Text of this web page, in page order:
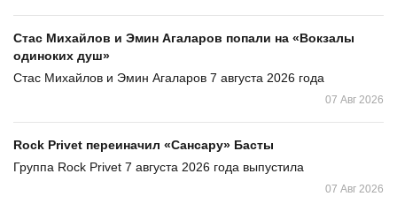
Стас Михайлов и Эмин Агаларов попали на «Вокзалы
одиноких душ»
Стас Михайлов и Эмин Агаларов 7 августа 2026 года
07 Авг 2026
Rock Privet переиначил «Сансару» Басты
Группа Rock Privet 7 августа 2026 года выпустила
07 Авг 2026